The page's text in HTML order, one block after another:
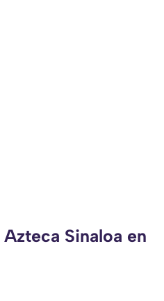
Sinaloa en